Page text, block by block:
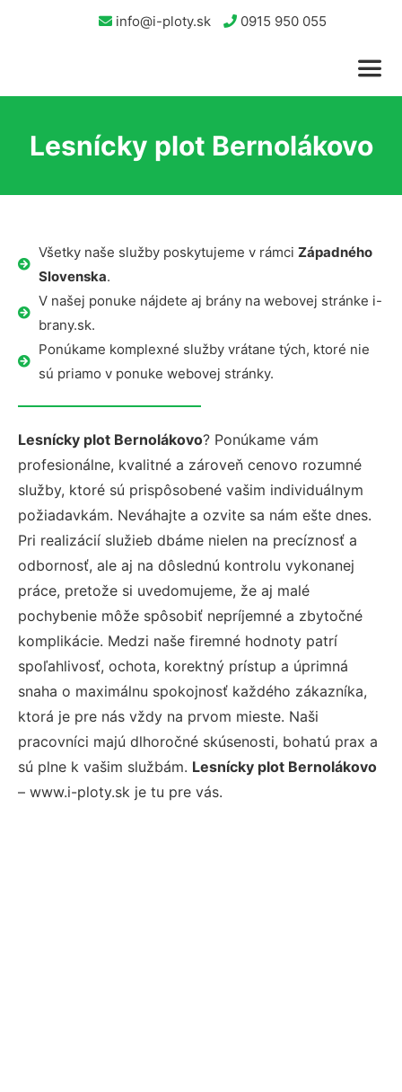
info@i-ploty.sk 0915 950 055
Lesnícky plot Bernolákovo
Všetky naše služby poskytujeme v rámci Západného
Slovenska.
V našej ponuke nájdete aj brány na webovej stránke i-
brany.sk.
Ponúkame komplexné služby vrátane tých, ktoré nie
sú priamo v ponuke webovej stránky.
Lesnícky plot Bernolákovo? Ponúkame vám
profesionálne, kvalitné a zároveň cenovo rozumné
služby, ktoré sú prispôsobené vašim individuálnym
požiadavkám. Neváhajte a ozvite sa nám ešte dnes.
Pri realizácií služieb dbáme nielen na precíznosť a
odbornosť, ale aj na dôslednú kontrolu vykonanej
práce, pretože si uvedomujeme, že aj malé
pochybenie môže spôsobiť nepríjemné a zbytočné
komplikácie. Medzi naše firemné hodnoty patrí
spoľahlivosť, ochota, korektný prístup a úprimná
snaha o maximálnu spokojnosť každého zákazníka,
ktorá je pre nás vždy na prvom mieste. Naši
pracovníci majú dlhoročné skúsenosti, bohatú prax a
sú plne k vašim službám. Lesnícky plot Bernolákovo
– www.i-ploty.sk je tu pre vás.